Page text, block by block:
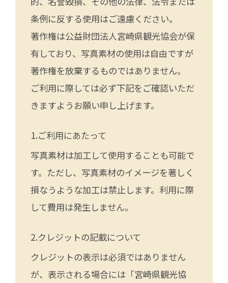
条例に反する使用はご遠慮ください。
著作権は公益財団法人宮崎県観光協会が保
有しており、写真素材の使用は自由ですが
著作権を放棄するものではありません。
ご利用に際しては必ず下記をご確認いただ
きますようお願い申し上げます。
ご利用にあたって
写真素材は加工して使用することも可能で
す。ただし、写真素材のイメージを著しく
損なうような加工は禁止します。利用に際
して費用は発生しません。
クレジットの記載について
クレジットの表示は必須ではありません
が、表示される場合には「宮崎県観光協